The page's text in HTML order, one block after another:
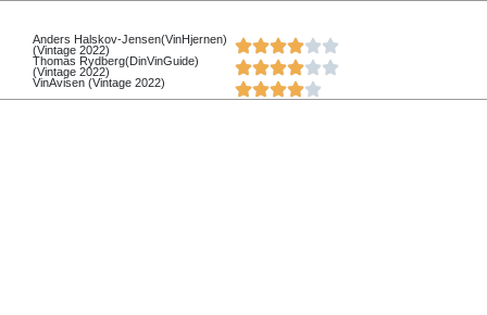
Anders Halskov-Jensen(VinHjernen)
(Vintage 2022)
Thomas Rydberg(DinVinGuide)
(Vintage 2022)
VinAvisen (Vintage 2022)